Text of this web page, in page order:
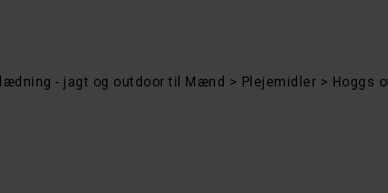
- jagt og outdoor til Mænd Plejemidler Hoggs